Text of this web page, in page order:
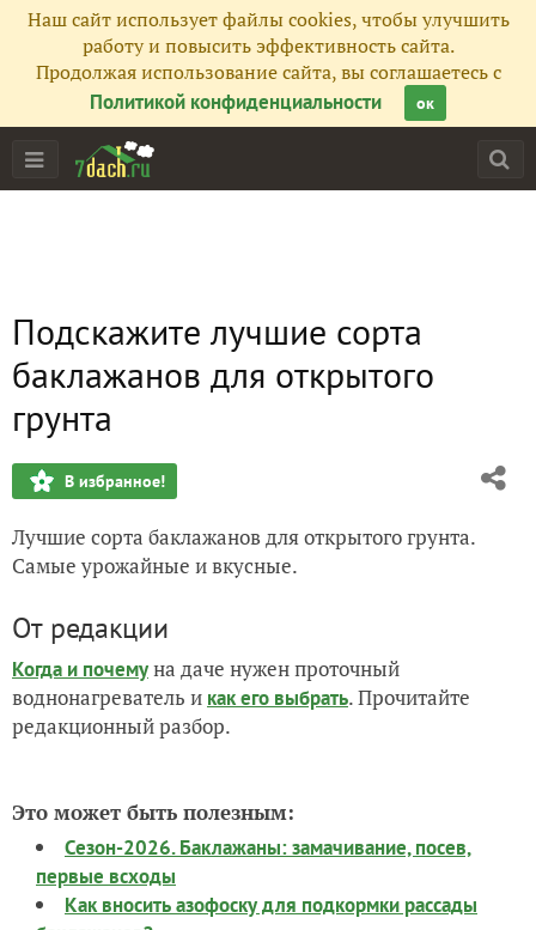
Наш сайт использует файлы cookies, чтобы улучшить
работу и повысить эффективность сайта.
Продолжая использование сайта, вы соглашаетесь с
Политикой конфиденциальности
ок
Подскажите лучшие сорта
баклажанов для открытого
грунта
В избранное!
Лучшие сорта баклажанов для открытого грунта.
Самые урожайные и вкусные.
От редакции
Когда и почемуна даче нужен проточный
воднонагреватель и как его выбрать. Прочитайте
редакционный разбор.
Это может быть полезным:
Сезон-2026. Баклажаны: замачивание, посев,
первые всходы
Как вносить азофоску для подкормки рассады